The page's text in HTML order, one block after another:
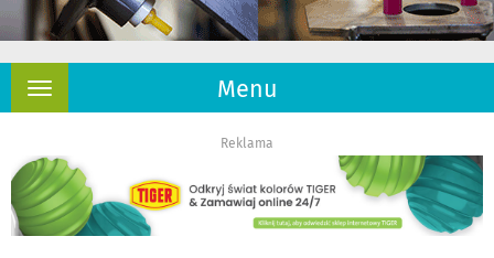
Menu
Rozwiń
Reklama